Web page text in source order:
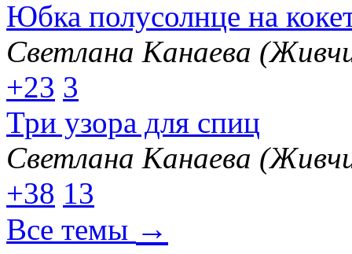
Юбка полусолнце на
Светлана Канаева
+23 3
Три узора для спиц
Светлана Канаева
+38 13
Все темы →